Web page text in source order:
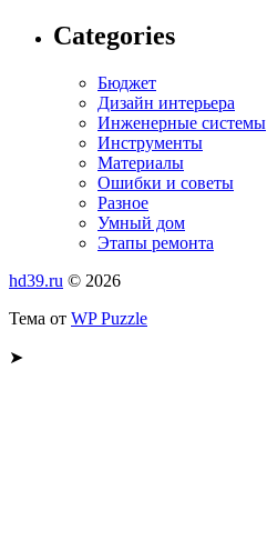
Categories
Бюджет
Дизайн интерьера
Инженерные системы
Инструменты
Материалы
Ошибки и советы
Разное
Умный дом
Этапы ремонта
hd39.ru © 2026
Тема от WP Puzzle
➤